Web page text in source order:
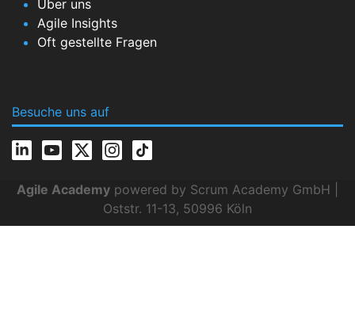
Über uns
Agile Insights
Oft gestellte Fragen
Besuche uns auf
Agile Academy powered by Scrum Academy GmbH |
Oststr. 11-13, 50996 Köln